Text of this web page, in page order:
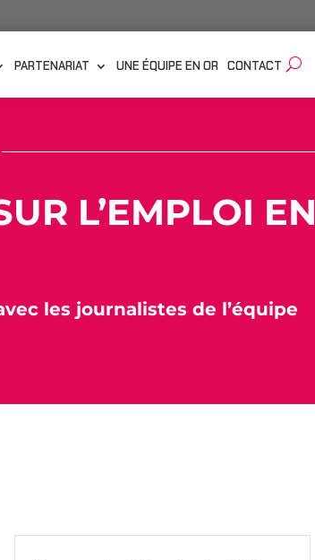
PARTENARIAT UNE ÉQUIPE EN OR CONTACT
L’EMPLOI EN
les journalistes de l’équipe